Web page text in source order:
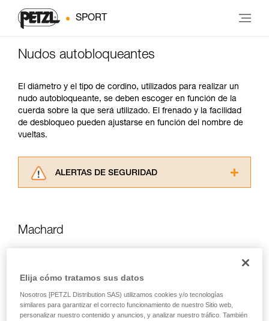
SPORT
Nudos autobloqueantes
El diámetro y el tipo de cordino, utilizados para realizar un
nudo autobloqueante, se deben escoger en función de la
cuerda sobre la que será utilizado. El frenado y la facilidad
de desbloqueo pueden ajustarse en función del nombre de
vueltas.
ALERTAS DE SEGURIDAD
información de la ficha técnica para poder
través de un profesional su capacidad para
ejecutar estas técnicas, solo y con total
seguridad, antes de ejecutarlas de forma
autónoma.
Machard
Elija cómo tratamos sus datos
Nosotros [PETZL Distribution SAS) utilizamos cookies y/o tecnologías
similares para garantizar el correcto funcionamiento de nuestro Sitio web,
personalizar nuestro contenido y anuncios, y analizar nuestro tráfico. También